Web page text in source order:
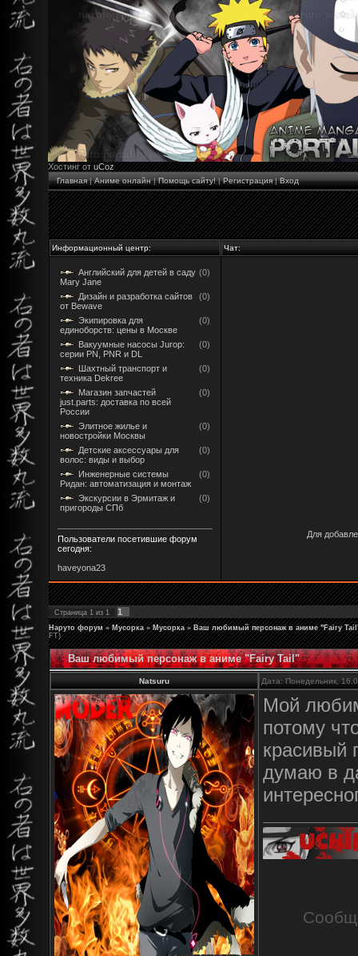
Хостинг отuCoz
Главная|Аниме онлайн|Помощь сайту!|Регистрация|Вход
Информационный центр: Чат:
Английский для детей в саду
Mary Jane
(0)
Дизайн и разработка сайтов
от Bewave
(0)
Экипировка для
единоборств: цены в Москве
(0)
Вакуумные насосы Jurop:
серии PN, PNR и DL
(0)
Шахтный транспорт и
техника Dekree
(0)
Магазин запчастей
just.parts: доставка по всей
России
(0)
Элитное жилье и
новостройки Москвы
(0)
Детские аксессуары для
волос: виды и выбор
(0)
Инженерные системы
Ридан: автоматизация и монтаж
(0)
Экскурсии в Эрмитаж и
пригороды СПб
(0)
Пользователи посетившие форум
сегодня:
haveyona23
Для
Страница 1 из 1 1
Наруто форум » Мусорка » Мусорка » Ваш любимый персонаж в аниме "Fairy
FT)
Ваш любимый персонаж в аниме "Fairy Tail"
Natsuru Дата: Понедельник,
Мой
потому
красивый
думаю в